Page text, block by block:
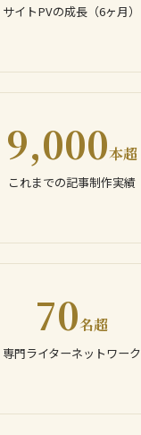
サイトPVの成長（6ヶ月）
9,000本超
これまでの記事制作実績
70名超
専門ライターネットワーク